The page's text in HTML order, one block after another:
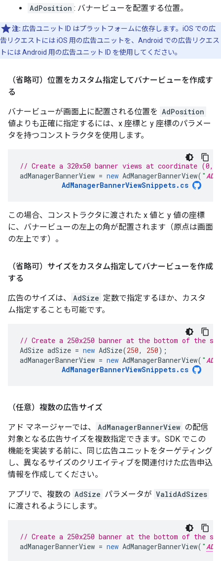
AdPosition : バナービューを配置する位置。
注: 広告ユニット ID はプラットフォームに依存します。iOS での広
告リクエストには iOS 用の広告ユニットを、Android での広告リクエス
トには Android 用の広告ユニット ID を使用してください。
（省略可）位置をカスタム指定してバナービューを作成す
る
バナービューが画面上に配置される位置を AdPosition
値よりも正確に指定するには、x 座標と y 座標のパラメー
タを持つコンストラクタを使用します。
// Create a 320x50 banner views at coordinate
adManagerBannerView = new AdManagerBannerView( "
AdManagerBannerViewSnippets. cs
この場合、コンストラクタに渡された x 値と y 値の座標
に、バナービューの左上の角が配置されます（原点は画面
の左上です）。
（省略可）サイズをカスタム指定してバナービューを作成
する
広告のサイズは、 AdSize 定数で指定するほか、カスタ
ム指定することも可能です。
// Create a 250x250 banner at the bottom of the
AdSize adSize = new AdSize(250, 250);
adManagerBannerView = new AdManagerBannerView( "
AdManagerBannerViewSnippets. cs
（任意）複数の広告サイズ
アド マネージャーでは、 AdManagerBannerView の配信
対象となる広告サイズを複数指定できます。SDK でこの
機能を実装する前に、同じ広告ユニットをターゲティング
し、異なるサイズのクリエイティブを関連付けた広告申込
情報を作成してください。
アプリで、複数の AdSize パラメータが ValidAdSizes
に渡されるようにします。
// Create a 250x250 banner at the bottom of the
adManagerBannerView = new AdManagerBannerView( "